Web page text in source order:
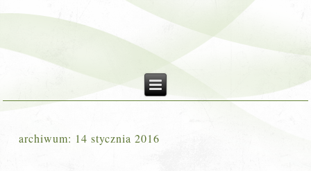
archiwum: 14 stycznia 2016